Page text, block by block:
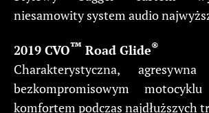
niesamowity system audio
2019 CVO™ Road Glide®
Charakterystyczna,
bezkompromisowym
komfortem podczas najdłuższych